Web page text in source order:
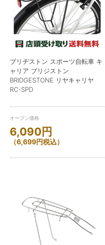
ブリヂストン スポーツ自転車 キ
ャリア ブリジストン
BRIDGESTONE リヤキャリヤ
RC-SPD
オープン価格
6,090円
（6,699円税込）